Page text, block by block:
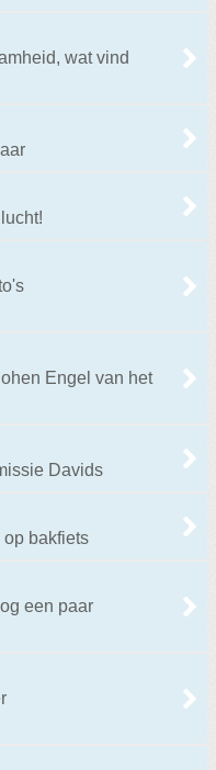
wat vind
Engel van het
Davids
bakfiets
een paar